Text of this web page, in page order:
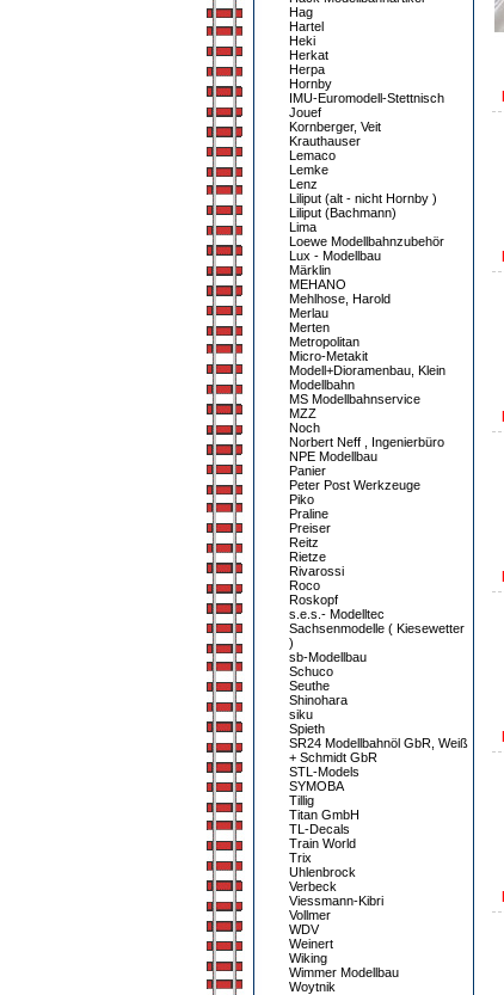
Hag
Hartel
Heki
Herkat
Herpa
Hornby
IMU-Euromodell-Stettnisch
Jouef
Kornberger, Veit
Krauthauser
Lemaco
Lemke
Lenz
Liliput (alt - nicht Hornby )
Liliput (Bachmann)
Lima
Loewe Modellbahnzubehör
Lux - Modellbau
Märklin
MEHANO
Mehlhose, Harold
Merlau
Merten
Metropolitan
Micro-Metakit
Modell+Dioramenbau, Klein
Modellbahn
MS Modellbahnservice
MZZ
Noch
Norbert Neff , Ingenierbüro
NPE Modellbau
Panier
Peter Post Werkzeuge
Piko
Praline
Preiser
Reitz
Rietze
Rivarossi
Roco
Roskopf
s.e.s.- Modelltec
Sachsenmodelle ( Kiesewetter
)
sb-Modellbau
Schuco
Seuthe
Shinohara
siku
Spieth
SR24 Modellbahnöl GbR, Weiß
+ Schmidt GbR
STL-Models
SYMOBA
Tillig
Titan GmbH
TL-Decals
Train World
Trix
Uhlenbrock
Verbeck
Viessmann-Kibri
Vollmer
WDV
Weinert
Wiking
Wimmer Modellbau
Woytnik